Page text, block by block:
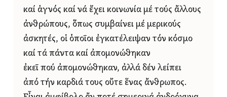
καί ἁγνός καί νά ἔχει κοινωνία μέ τούς ἄλλους
ἀνθρώπους, ὅπως συμβαίνει μέ μερικούς
ἀσκητές, οἱ ὁποῖοι ἐγκατέλειψαν τόν κόσμο
καί τά πάντα καί ἀπομονώθηκαν
ἐκεῖ πού ἀπομονώθηκαν, ἀλλά δέν λείπει
ἀπό τήν καρδιά τους οὔτε ἕνας ἄνθρωπος.